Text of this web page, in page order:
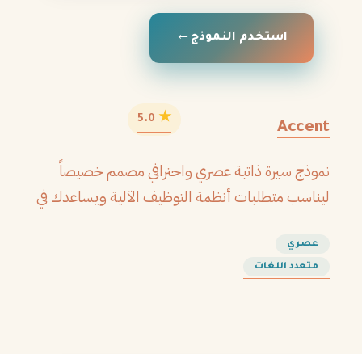
استخدم النموذج
Accent
★
نموذج سيرة ذاتية عصري واحترافي مصمم خصيصاً
ليناسب متطلبات أنظمة التوظيف الآلية ويساعدك في
عصري
متعدد اللغات